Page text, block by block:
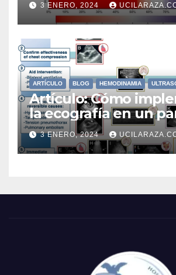
ingresados ​​de forma
en la UCI con delirio
3 ENERO, 2024
ARTÍCULO BLOG HEMODINAMIA
Artículo: Cómo
la ecografía en un
cardíaco
3 ENERO, 2024